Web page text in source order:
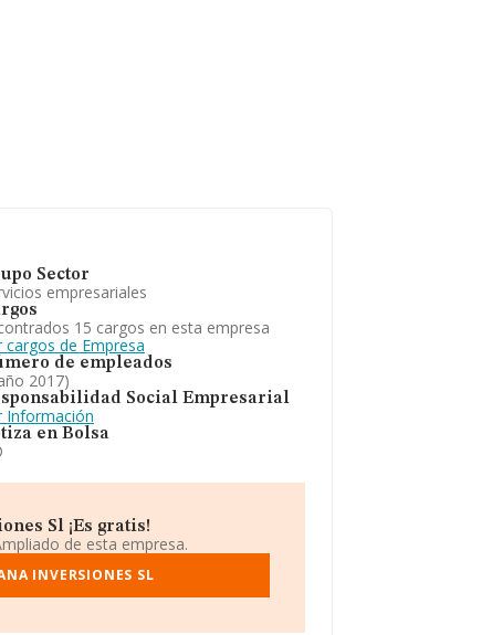
Sector
empresariales
15 cargos en esta empresa
cargos de Empresa
de empleados
2017)
Social Empresarial
Información
en Bolsa
Sl ¡Es gratis!
de esta empresa.
INVERSIONES SL